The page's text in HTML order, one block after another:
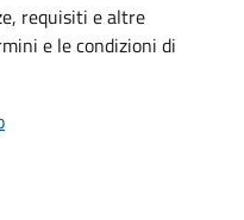
requisiti e altre
e le condizioni di